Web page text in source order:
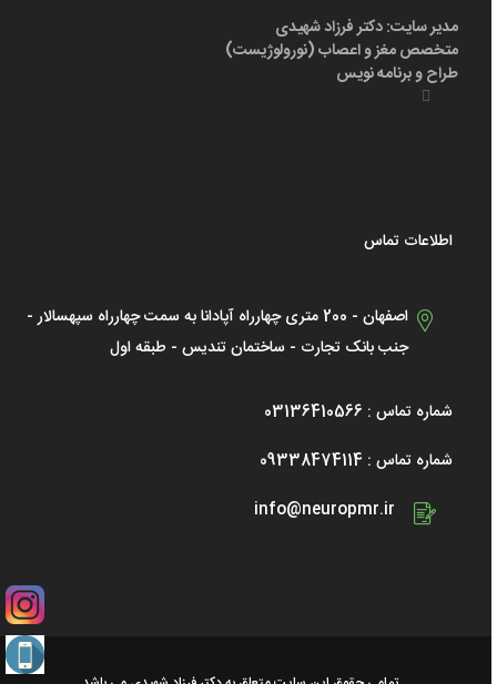
مدیر سایت: دکتر فرزاد شهیدی
متخصص مغز و اعصاب (نورولوژیست)
طراح و برنامه نویس
اطلاعات تماس
اصفهان - 200 متری چهارراه آپادانا به سمت چهارراه سپهسالار -
جنب بانک تجارت - ساختمان تندیس - طبقه اول
شماره تماس : 03136410566
شماره تماس : 09338474114